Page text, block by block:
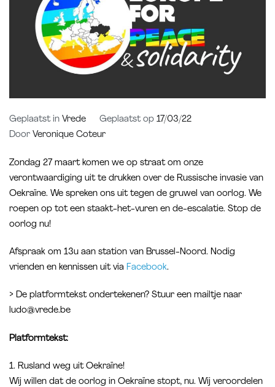
Geplaatst in Vrede Geplaatst op 17/03/22
Door Veronique Coteur
Zondag 27 maart komen we op straat om onze
verontwaardiging uit te drukken over de Russische invasie van
Oekraïne. We spreken ons uit tegen de gruwel van oorlog. We
roepen op tot een staakt-het-vuren en de-escalatie. Stop de
oorlog nu!
Afspraak om 13u aan station van Brussel-Noord. Nodig
vrienden en kennissen uit via Facebook.
> De platformtekst ondertekenen? Stuur een mailtje naar
ludo@vrede.be
Platformtekst:
1. Rusland weg uit Oekraïne!
Wij willen dat de oorlog in Oekraïne stopt, nu. Wij veroordelen